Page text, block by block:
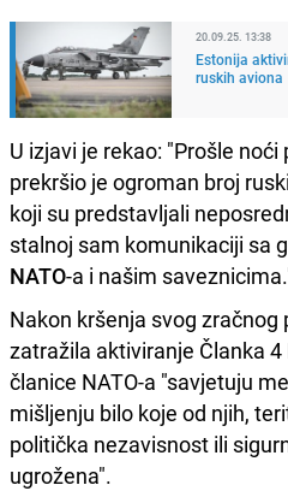
20.09.25. 13:38
Estonija
ruskih aviona
U izjavi je rekao: "Prošle
prekršio je ogroman broj
koji su predstavljali
stalnoj sam komunikaciji sa
NATO-a i našim
Nakon kršenja svog zračnog
zatražila aktiviranje Članka 4
članice NATO-a "savjetuju
mišljenju bilo koje od njih,
politička nezavisnost ili
ugrožena".